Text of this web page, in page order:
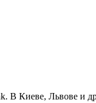
В Киеве, Львове и